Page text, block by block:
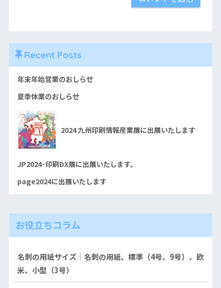
Recent Posts
年末年始営業のおしらせ
夏季休業のおしらせ
2024 九州印刷情報産業展に出展いたします
JP2024･印刷DX展に出展いたします。
page2024に出展いたします
お役立ちコラム
名刺の用紙サイズ｜名刺の用紙、標準（4号、9号）、欧
米、小型（3号）